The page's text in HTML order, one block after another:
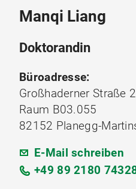
Manqi Liang
Doktorandin
Büroadresse:
Großhaderner Straße 2
Raum B03.055
82152 Planegg-
E-Mail schreiben
+49 89 2180